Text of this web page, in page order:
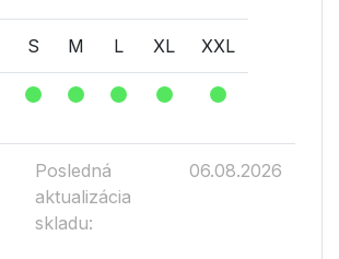
S M L XL XXL
Posledná
aktualizácia
skladu:
06.08.2026